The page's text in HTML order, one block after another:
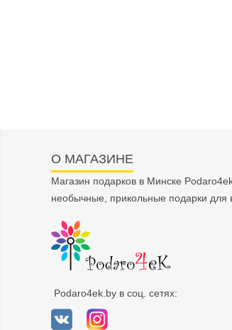
О МАГАЗИНЕ
Магазин подарков в Минске
необычные, прикольные подарки для
Podaro4ek.by в соц. сетях: